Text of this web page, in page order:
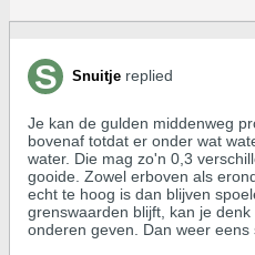
Snuitje replied
Je kan de gulden middenweg
bovenaf totdat er onder wat
water. Die mag zo'n 0,3
gooide. Zowel erboven als
echt te hoog is dan blijven
grenswaarden blijft, kan je
onderen geven. Dan weer eens